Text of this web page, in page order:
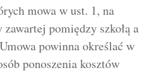
mowa w ust. 1, na
pomiędzy szkołą a
powinna określać w
ponoszenia kosztów